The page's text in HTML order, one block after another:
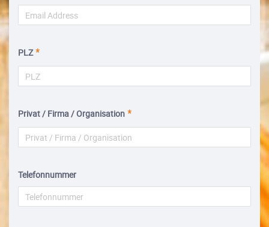
PLZ
Privat / Firma / Organisation
Telefonnummer